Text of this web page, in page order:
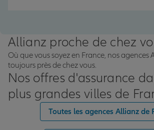
Allianz proche de chez
Où que vous soyez en France, nos agences
toujours près de chez vous.
Nos offres d'assurance
plus grandes villes de
Toutes les agences Allianz de